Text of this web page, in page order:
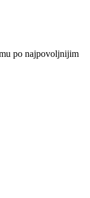
po najpovoljnijim